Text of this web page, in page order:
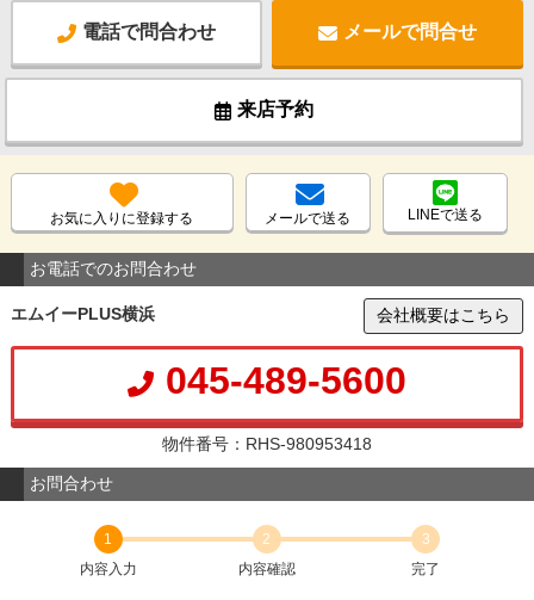
電話で問合わせ メールで問合せ
来店予約
お気に入りに登録する メールで送る LINEで送る
お電話でのお問合わせ
エムイーPLUS横浜 会社概要はこちら
045-489-5600
物件番号：RHS-980953418
お問合わせ
1
内容入力
2
内容確認
3
完了